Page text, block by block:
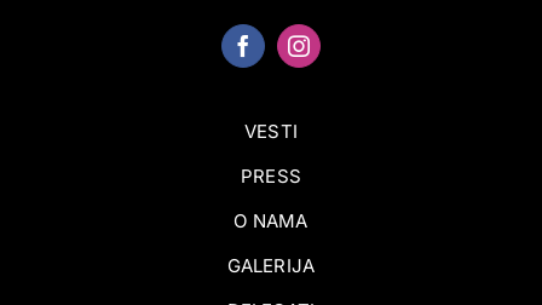
VESTI
PRESS
O NAMA
GALERIJA